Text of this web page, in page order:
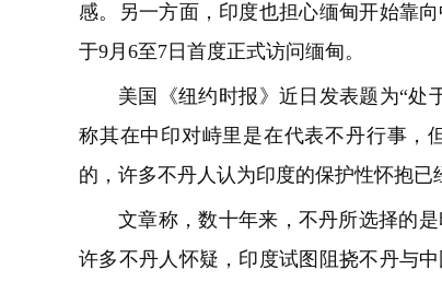
感。另一方面，印度也担心缅甸开始靠
于9月6至7日首度正式访问缅甸。
美国《纽约时报》近日发表题为“处
称其在中印对峙里是在代表不丹行事，
的，许多不丹人认为印度的保护性怀抱已
文章称，数十年来，不丹所选择的
许多不丹人怀疑，印度试图阻挠不丹与